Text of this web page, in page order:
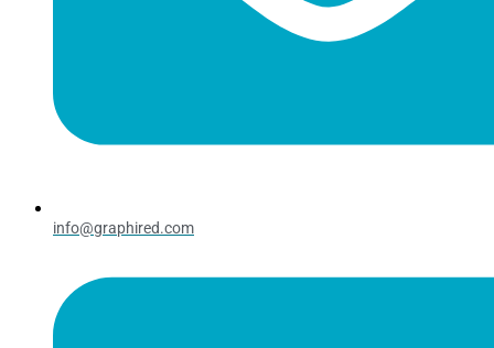
info@graphired.com